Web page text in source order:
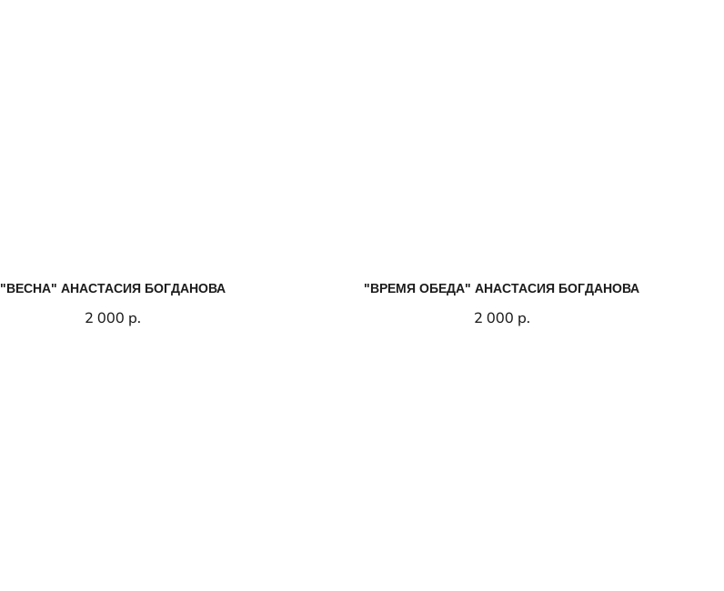
"ВЕСНА" АНАСТАСИЯ БОГДАНОВА
2 000 р.
"ВРЕМЯ ОБЕДА" АНАСТАСИЯ БОГДАНОВА
2 000 р.